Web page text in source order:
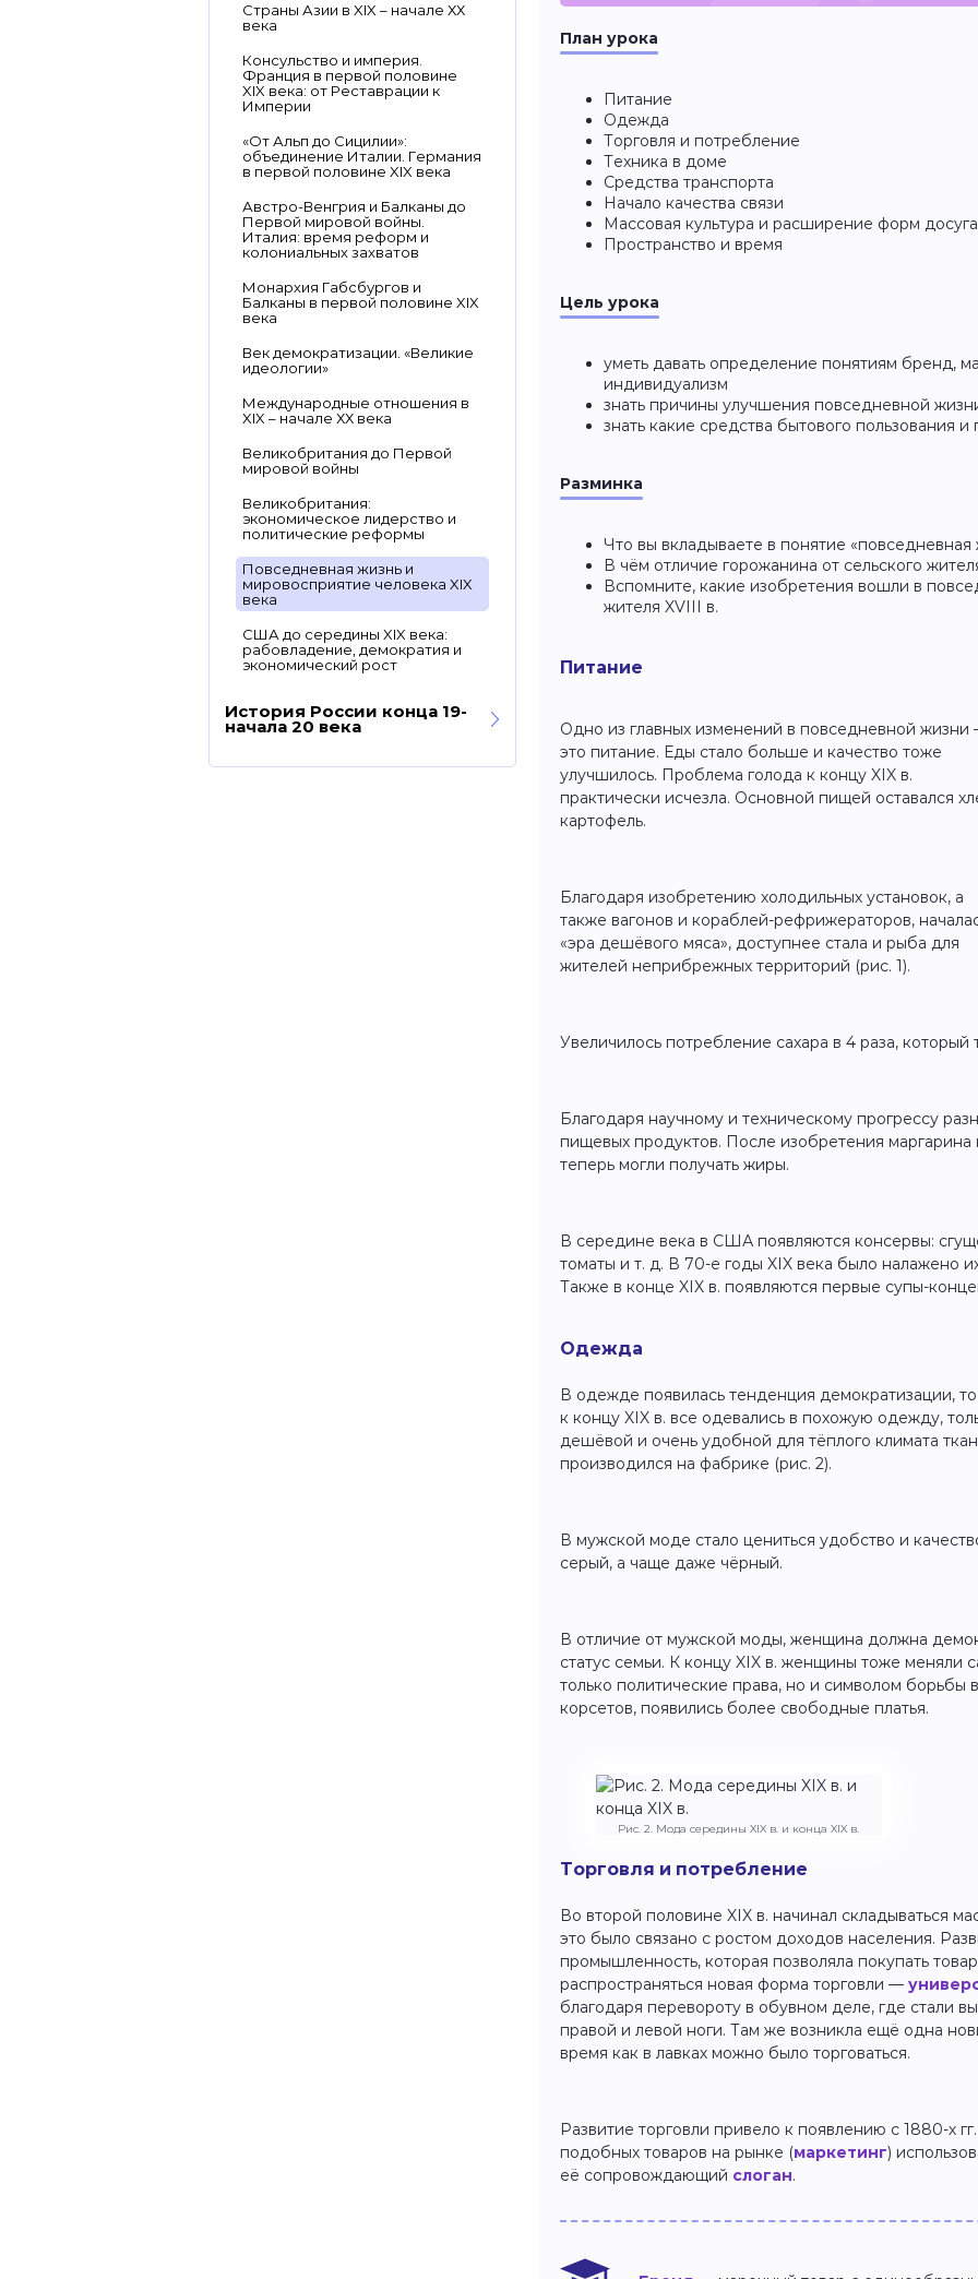
Страны Азии в XIX – начале ХХ
века
Консульство и империя.
Франция в первой половине
XIX века: от Реставрации к
Империи
«От Альп до Сицилии»:
объединение Италии. Германия
в первой половине XIX века
Австро-Венгрия и Балканы до
Первой мировой войны.
Италия: время реформ и
колониальных захватов
Монархия Габсбургов и
Балканы в первой половине XIX
века
Век демократизации. «Великие
идеологии»
Международные отношения в
XIX – начале ХХ века
Великобритания до Первой
мировой войны
Великобритания:
экономическое лидерство и
политические реформы
Повседневная жизнь и
мировосприятие человека XIX
века
США до середины XIX века:
рабовладение, демократия и
экономический рост
История России конца 19-
начала 20 века
План урока
Питание
Одежда
Торговля и потребление
Техника в доме
Средства транспорта
Начало качества связи
Массовая культура и расширение форм досуга
Пространство и время
Цель урока
уметь давать определение понятиям бренд,
индивидуализм
знать причины улучшения повседневной
знать какие средства бытового пользования
Разминка
Что вы вкладываете в понятие «повседневная
В чём отличие горожанина от сельского
Вспомните, какие изобретения вошли в
жителя XVIII в.
Питание
Одно из главных изменений в повседневной жизни
это питание. Еды стало больше и качество тоже
улучшилось. Проблема голода к концу XIX в.
практически исчезла. Основной пищей оставался
картофель.
Благодаря изобретению холодильных установок, а
также вагонов и кораблей-рефрижераторов,
«эра дешёвого мяса», доступнее стала и рыба для
жителей неприбрежных территорий (рис. 1).
Увеличилось потребление сахара в 4 раза,
Благодаря научному и техническому прогрессу
пищевых продуктов. После изобретения маргарина
теперь могли получать жиры.
В середине века в США появляются консервы:
томаты и т. д. В 70-е годы XIX века было налажено
Также в конце XIX в. появляются первые супы-
Одежда
В одежде появилась тенденция демократизации, то
к концу XIX в. все одевались в похожую одежду,
дешёвой и очень удобной для тёплого климата
производился на фабрике (рис. 2).
В мужской моде стало цениться удобство и
серый, а чаще даже чёрный.
В отличие от мужской моды, женщина должна
статус семьи. К концу XIX в. женщины тоже меняли
только политические права, но и символом борьбы
корсетов, появились более свободные платья.
Рис. 2. Мода середины XIX в. и конца XIX в.
Торговля и потребление
Во второй половине XIX в. начинал складываться
это было связано с ростом доходов населения.
промышленность, которая позволяла покупать
распространяться новая форма торговли —
благодаря перевороту в обувном деле, где стали
правой и левой ноги. Там же возникла ещё одна
время как в лавках можно было торговаться.
Развитие торговли привело к появлению с 1880-х
подобных товаров на рынке (маркетинг)
её сопровождающий слоган.